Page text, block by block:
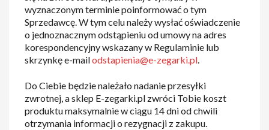
wyznaczonym terminie poinformować o tym
Sprzedawcę. W tym celu należy wysłać oświadczenie
o jednoznacznym odstąpieniu od umowy na adres
korespondencyjny wskazany w Regulaminie lub
skrzynkę e-mailodstapienia@e-zegarki.pl.
Do Ciebie będzie należało nadanie przesyłki
zwrotnej, a sklep E-zegarki.pl zwróci Tobie koszt
produktu maksymalnie w ciągu 14 dni od chwili
otrzymania informacji o rezygnacji z zakupu.